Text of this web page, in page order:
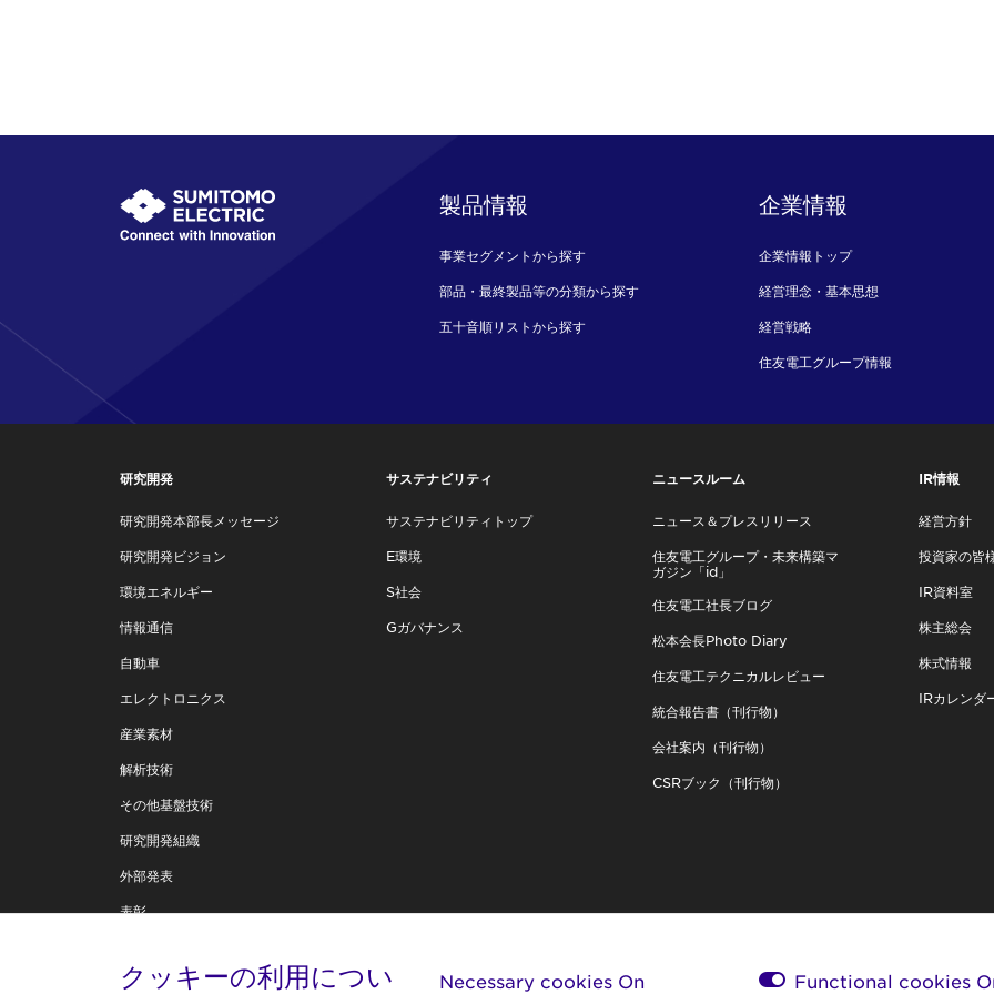
製品情報
事業セグメントから探す
部品・最終製品等の分類から探す
五十音順リストから探す
企業情報
企業情報トップ
経営理念・基本思想
経営戦略
住友電工グループ情報
研究開発
研究開発本部長メッセージ
研究開発ビジョン
環境エネルギー
情報通信
自動車
エレクトロニクス
産業素材
解析技術
その他基盤技術
研究開発組織
外部発表
表彰
技術創造への思い
サステナビリティ
サステナビリティトップ
E環境
S社会
Gガバナンス
ニュースルーム
ニュース＆プレスリリース
住友電工グループ・未来構築マ
ガジン「id」
住友電工社長ブログ
松本会長Photo Diary
住友電工テクニカルレビュー
統合報告書（刊行物）
会社案内（刊行物）
CSRブック（刊行物）
IR情報
経営方針
投資家の皆
IR資料室
株主総会
株式情報
IRカレンダ
クッキーの利用につい Necessary cookies On Functional cookies